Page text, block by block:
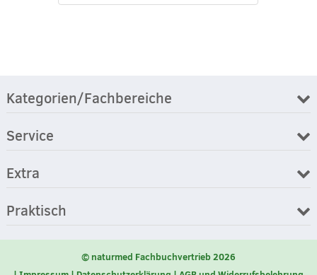
Kategorien/Fachbereiche
Service
Extra
Praktisch
© naturmed Fachbuchvertrieb 2026